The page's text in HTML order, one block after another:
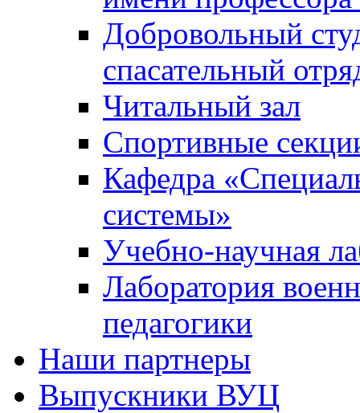
Добровольный
спасательный
Читальный зал
Спортивные
Кафедра
системы»
Учебно-научная
Лаборатория
педагогики
Наши партнеры
Выпускники ВУЦ